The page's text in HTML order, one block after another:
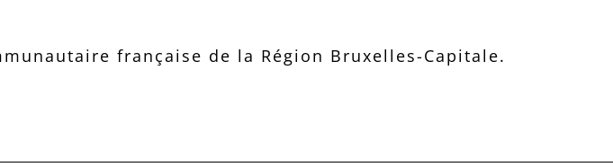
française de la Région Bruxelles-Capitale.